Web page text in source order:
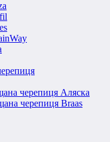
черепиця Аляска
черепиця Braas